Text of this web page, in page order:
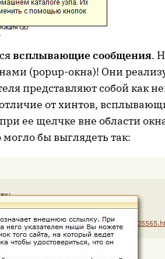
всплывающие сообщения.
(popup-окна)! Они
представляют собой как
от хинтов,
ее щелчке вне области
могло бы выглядеть так: